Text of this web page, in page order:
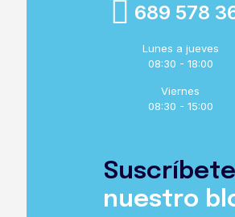
689 578
Lunes a jueves
08:30 - 18:00
Viernes
08:30 - 15:00
nuestro